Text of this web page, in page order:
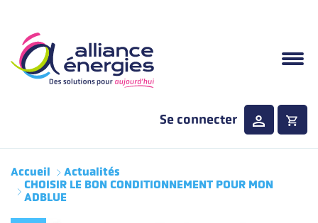
Se connecter
Accueil
Actualités
CHOISIR LE BON CONDITIONNEMENT POUR MON
ADBLUE